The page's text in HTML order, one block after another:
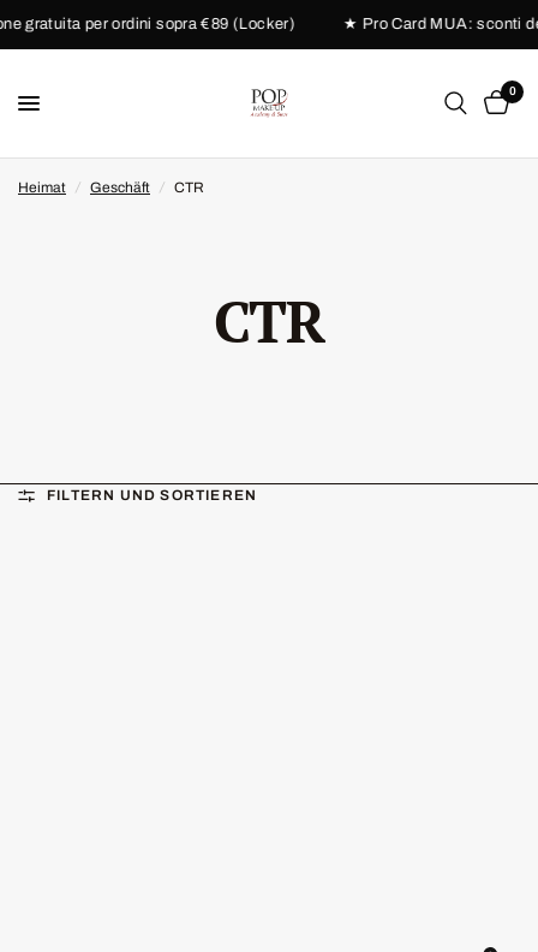
gratuita per ordini sopra €89 (Locker) ★ Pro Card MUA: sconti
0
Heimat / Geschäft / CTR
CTR
FILTERN UND SORTIEREN